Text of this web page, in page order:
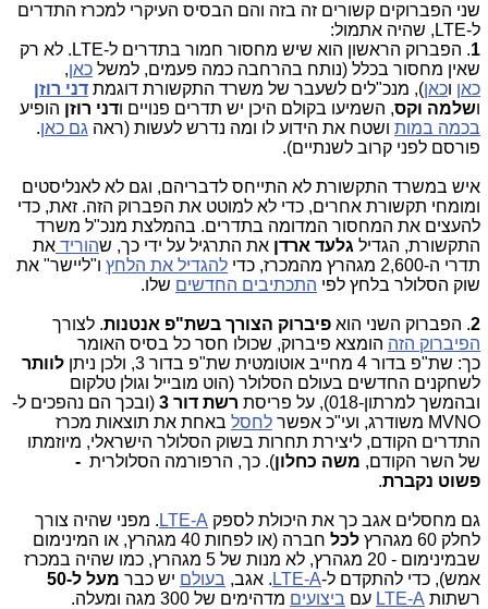
שני הפברוקים קשורים זה בזה והם הבסיס העיקרי למכרז התדרים
ל-LTE, שהיה אתמול:
1
. הפברוק הראשון הוא שיש מחסור חמור בתדרים ל-LTE. לא רק
שאין מחסור בכלל (נותח בהרחבה כמה פעמים, למשל כאן,
כאן וכאן), מנכ"לים לשעבר של משרד התקשורת דוגמת דני רוזן
ושלמה וקס, השמיעו בקולם היכן יש תדרים פנויים ודני רוזן הופיע
בכמה במות ושטח את הידוע לו ומה נדרש לעשות (ראה גם כאן.
פורסם לפני קרוב לשנתיים).
איש במשרד התקשורת לא התייחס לדבריהם, וגם לא לאנליסטים
ומומחי תקשורת אחרים, כדי לא למוטט את הפברוק הזה. זאת, כדי
להעצים את המחסור המדומה בתדרים. בהמלצת מנכ"ל משרד
התקשורת, הגדיל גלעד ארדן את התרגיל על ידי כך, שהוריד את
תדרי ה-2,600 מגהרץ מהמכרז, כדי
להגדיל את הלחץ ו"ליישר" את
שוק הסלולר בלחץ לפי התכתיבים החדשים שלו.
2. הפברוק השני הוא פיברוק הצורך בשת"פ אנטנות. לצורך
הפיברוק הזה הומצא פיברוק, שכולו חסר כל בסיס האומר
כך: שת"פ בדור 4 מחייב אוטומטית שת"פ בדור 3, ולכן ניתן
לוותר
לשחקנים החדשים בעולם הסלולר (הוט מובייל וגולן טלקום
ובהמשך למרתון-018), על פריסת
רשת דור 3
(ובכך הם נהפכים ל-
MVNO משודרג, ועי"כ אפשר
לחסל באחת את תוצאות מכרז
התדרים הקודם, ליצירת תחרות בשוק הסלולר הישראלי, מיוזמתו
של השר הקודם, משה כחלון). כך, הרפורמה הסלולרית -
פשוט נקברת.
גם מחסלים אגב כך את היכולת לספק LTE-A . מפני שהיה צורך
לחלק 60 מגהרץ
לכל
חברה (או לפחות 40 מגהרץ, או המינימום
שבמינימום - 20 מגהרץ, לא מנות של 5 מגהרץ, כמו שהיה במכרז
אמש), כדי להתקדם ל-LTE-A . אגב, בעולם יש כבר מעל ל-50
רשתות LTE-A עם ביצועים מדהימים של 300 מגה ומעלה.